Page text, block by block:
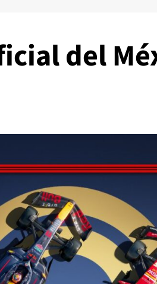
del